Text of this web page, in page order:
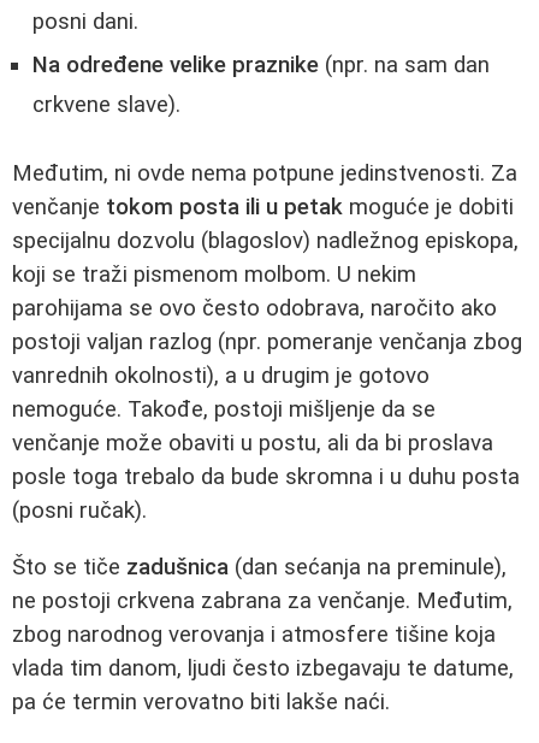
posni dani.
Na određene velike praznike (npr. na sam dan
crkvene slave).
Međutim, ni ovde nema potpune jedinstvenosti. Za
venčanje tokom posta ili u petak moguće je dobiti
specijalnu dozvolu (blagoslov) nadležnog episkopa,
koji se traži pismenom molbom. U nekim
parohijama se ovo često odobrava, naročito ako
postoji valjan razlog (npr. pomeranje venčanja zbog
vanrednih okolnosti), a u drugim je gotovo
nemoguće. Takođe, postoji mišljenje da se
venčanje može obaviti u postu, ali da bi proslava
posle toga trebalo da bude skromna i u duhu posta
(posni ručak).
Što se tiče zadušnica (dan sećanja na preminule),
ne postoji crkvena zabrana za venčanje. Međutim,
zbog narodnog verovanja i atmosfere tišine koja
vlada tim danom, ljudi često izbegavaju te datume,
pa će termin verovatno biti lakše naći.